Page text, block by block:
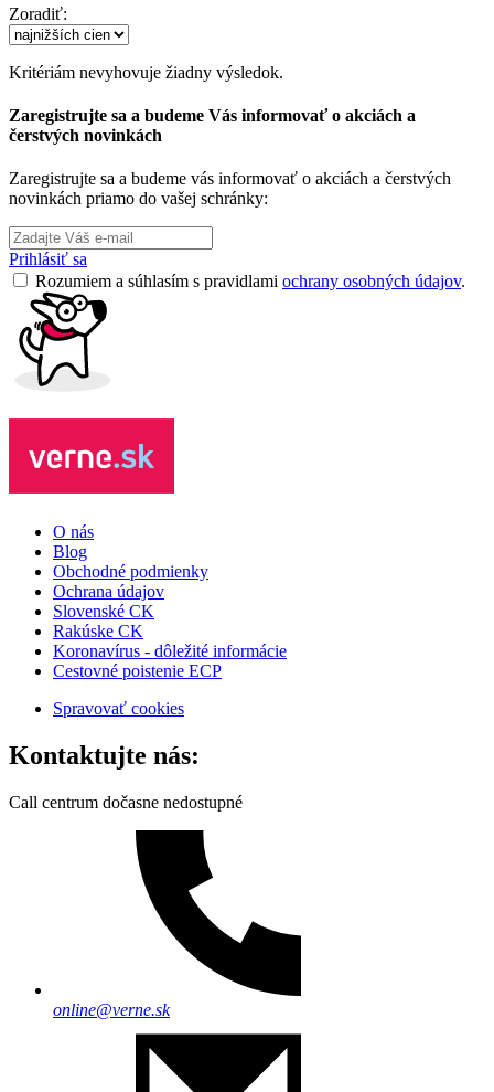
Zoradiť:
Kritériám nevyhovuje žiadny výsledok.
Zaregistrujte sa a budeme Vás informovať o akciách a
čerstvých novinkách
Zaregistrujte sa a budeme vás informovať o akciách a čerstvých
novinkách priamo do vašej schránky:
Prihlásiť sa
Rozumiem a súhlasím s pravidlami ochrany osobných údajov.
O nás
Blog
Obchodné podmienky
Ochrana údajov
Slovenské CK
Rakúske CK
Koronavírus - dôležité informácie
Cestovné poistenie ECP
Spravovať cookies
Kontaktujte nás:
Call centrum dočasne nedostupné
online@verne.sk